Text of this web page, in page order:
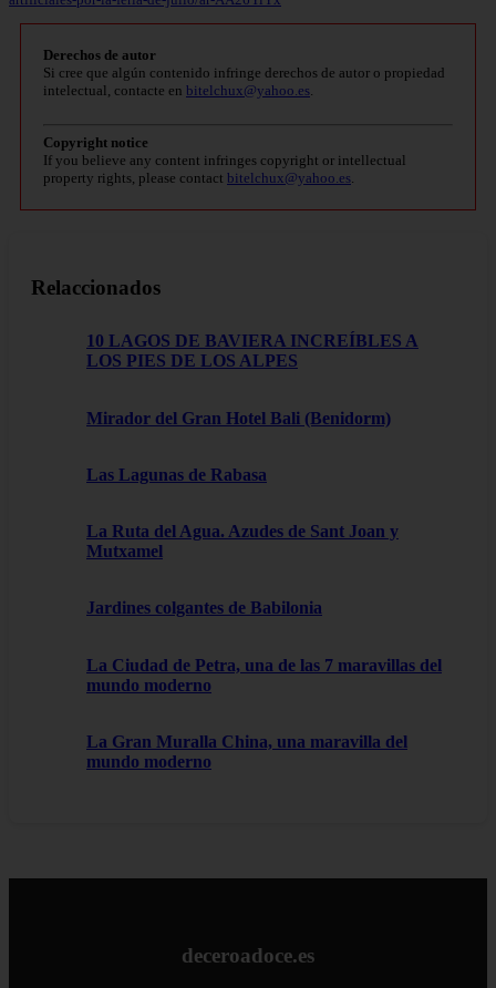
Derechos de autor
Si cree que algún contenido infringe derechos de autor o propiedad
intelectual, contacte en bitelchux@yahoo.es
Copyright notice
If you believe any content infringes copyright or intellectual
property rights, please contact bitelchux@yahoo.es
Relaccionados
10 LAGOS DE BAVIERA INCREÍBLES A
LOS PIES DE LOS ALPES
Mirador del Gran Hotel Bali (Benidorm)
Las Lagunas de Rabasa
La Ruta del Agua. Azudes de Sant Joan y
Mutxamel
Jardines colgantes de Babilonia
La Ciudad de Petra, una de las 7 maravillas del
mundo moderno
La Gran Muralla China, una maravilla del
mundo moderno
deceroadoce.es